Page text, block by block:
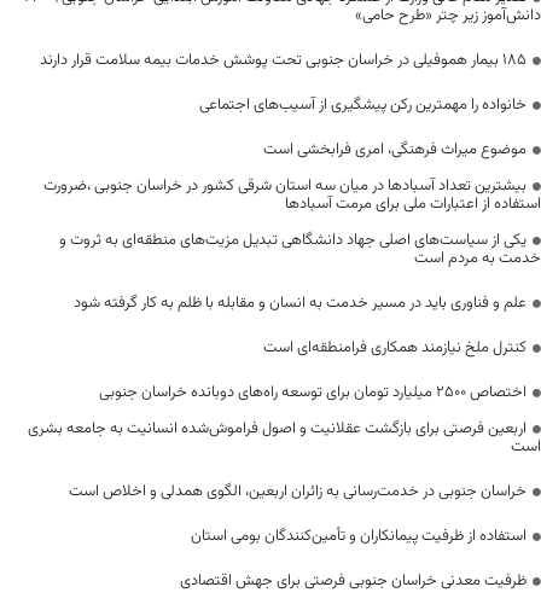
دانش‌آموز زیر چتر «طرح حامی»
۱۸۵ بیمار هموفیلی در خراسان جنوبی تحت پوشش خدمات بیمه سلامت قرار دارند
خانواده را مهمترین رکن پیشگیری از آسیب‌های اجتماعی
موضوع میراث فرهنگی، امری فرابخشی است
بیشترین تعداد آسبادها در میان سه استان شرقی کشور در خراسان جنوبی ،ضرورت
استفاده از اعتبارات ملی برای مرمت آسبادها
یکی از سیاست‌های اصلی جهاد دانشگاهی تبدیل مزیت‌های منطقه‌ای به ثروت و
خدمت به مردم است
علم و فناوری باید در مسیر خدمت به انسان و مقابله با ظلم به کار گرفته شود
کنترل ملخ نیازمند همکاری فرامنطقه‌ای است
اختصاص 2500 میلیارد تومان برای توسعه راه‌های دوبانده خراسان جنوبی
اربعین فرصتی برای بازگشت عقلانیت و اصول فراموش‌شده انسانیت به جامعه بشری
است
خراسان جنوبی در خدمت‌رسانی به زائران اربعین، الگوی همدلی و اخلاص است
استفاده از ظرفیت پیمانکاران و تأمین‌کنندگان بومی استان
ظرفیت معدنی خراسان جنوبی فرصتی برای جهش اقتصادی